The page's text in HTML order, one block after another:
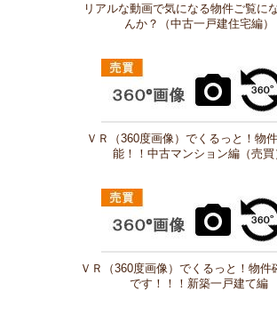
リアルな動画で気になる物件ご覧に
んか？（中古一戸建住宅編）
ＶＲ（360度画像）でくるっと！物
能！！中古マンション編（売買
ＶＲ（360度画像）でくるっと！物件
です！！！新築一戸建て編